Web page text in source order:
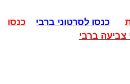
כנסו לסרטוני ברבי
כנסו
צביעה ברבי